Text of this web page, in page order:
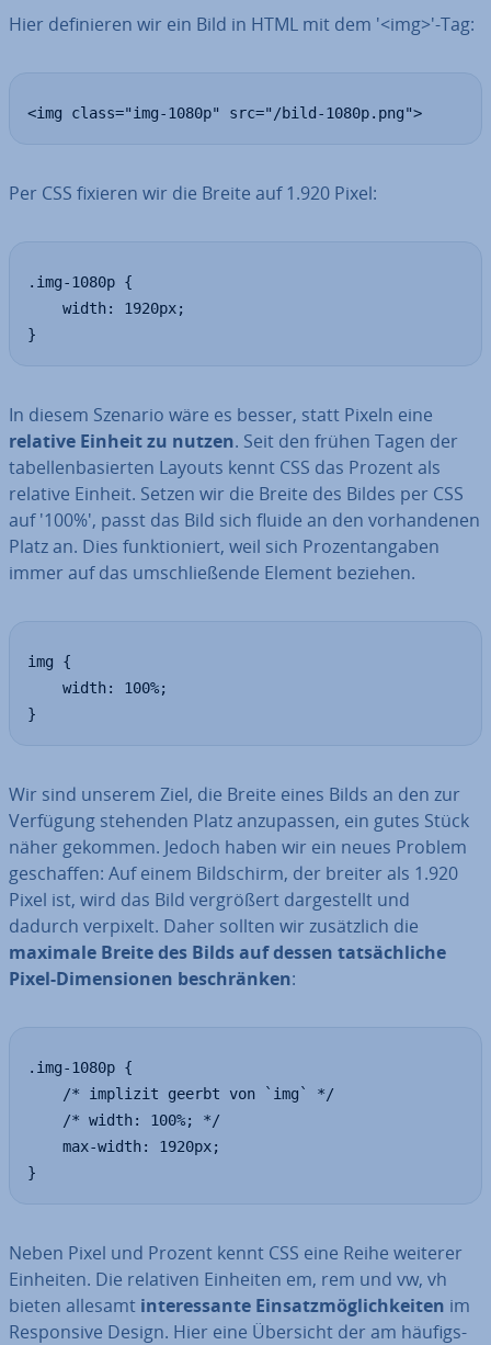
Hier de­fi­nie­ren wir ein Bild in HTML mit dem '<img>'-Tag:
<img class="img-1080p" src="/bild-1080p.png">
Per CSS fixieren wir die Breite auf 1.920 Pixel:
.img-1080p {
}
In diesem Szenario wäre es besser, statt Pixeln eine
relative Einheit zu nutzen. Seit den frühen Tagen der
ta­bel­len­ba­sier­ten Layouts kennt CSS das Prozent als
relative Einheit. Setzen wir die Breite des Bildes per CSS
auf '100%', passt das Bild sich fluide an den vor­han­de­nen
Platz an. Dies funk­tio­niert, weil sich Pro­zent­an­ga­ben
immer auf das um­schlie­ßen­de Element beziehen.
img {
}
Wir sind unserem Ziel, die Breite eines Bilds an den zur
Verfügung stehenden Platz an­zu­pas­sen, ein gutes Stück
näher gekommen. Jedoch haben wir ein neues Problem
ge­schaf­fen: Auf einem Bild­schirm, der breiter als 1.920
Pixel ist, wird das Bild ver­grö­ßert dar­ge­stellt und
dadurch verpixelt. Daher sollten wir zu­sätz­lich die
maximale Breite des Bilds auf dessen tat­säch­li­che
Pixel-Di­men­sio­nen be­schrän­ken:
.img-1080p {
}
Neben Pixel und Prozent kennt CSS eine Reihe weiterer
Einheiten. Die relativen Einheiten em, rem und vw, vh
bieten allesamt in­ter­es­san­te Ein­satz­mög­lich­kei­ten im
Re­spon­si­ve Design. Hier eine Übersicht der am häu­figs­